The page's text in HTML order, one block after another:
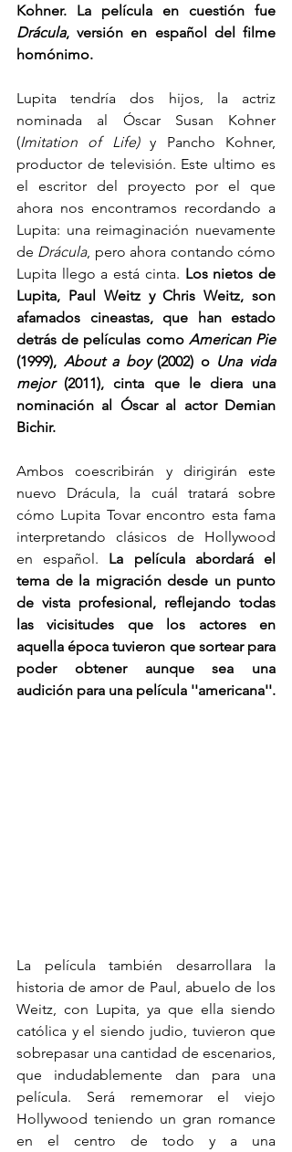
Drácula, versión en español del filme
homónimo.
Lupita tendría dos hijos, la actriz
nominada al Óscar Susan Kohner
(Imitation of Life) y Pancho Kohner,
productor de televisión. Este ultimo es
el escritor del proyecto por el que
ahora nos encontramos recordando a
Lupita: una reimaginación nuevamente
de Drácula, pero ahora contando cómo
Lupita llego a está cinta. Los nietos de
Lupita, Paul Weitz y Chris Weitz, son
afamados cineastas, que han estado
detrás de películas como
American Pie
(1999), About a boy (2002) o Una vida
mejor (2011), cinta que le diera una
nominación al Óscar al actor Demian
Bichir.
Ambos coescribirán y dirigirán este
nuevo Drácula, la cuál tratará sobre
cómo Lupita Tovar encontro esta fama
interpretando clásicos de Hollywood
en español. La película abordará el
tema de la migración desde un punto
de vista profesional, reflejando todas
las vicisitudes que los actores en
aquella época tuvieron que sortear para
poder obtener aunque sea una
audición para una película ''americana''.
La película también desarrollara la
historia de amor de Paul, abuelo de los
Weitz, con Lupita, ya que ella siendo
católica y el siendo judio, tuvieron que
sobrepasar una cantidad de escenarios,
que indudablemente dan para una
película. Será rememorar el viejo
Hollywood teniendo un gran romance
en el centro de todo y a una